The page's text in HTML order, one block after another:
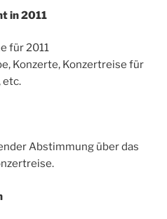
in 2011
für 2011
Konzerte, Konzertreise für
etc.
Abstimmung über das